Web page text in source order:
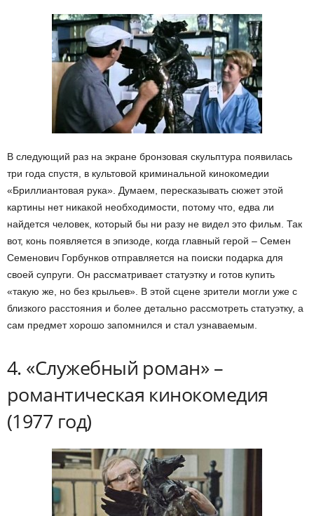
В следующий раз на экране бронзовая скульптура появилась
три года спустя, в культовой криминальной кинокомедии
«Бриллиантовая рука». Думаем, пересказывать сюжет этой
картины нет никакой необходимости, потому что, едва ли
найдется человек, который бы ни разу не видел это фильм. Так
вот, конь появляется в эпизоде, когда главный герой – Семен
Семенович Горбунков отправляется на поиски подарка для
своей супруги. Он рассматривает статуэтку и готов купить
«такую же, но без крыльев». В этой сцене зрители могли уже с
близкого расстояния и более детально рассмотреть статуэтку, а
сам предмет хорошо запомнился и стал узнаваемым.
4. «Служебный роман» –
романтическая кинокомедия
(1977 год)